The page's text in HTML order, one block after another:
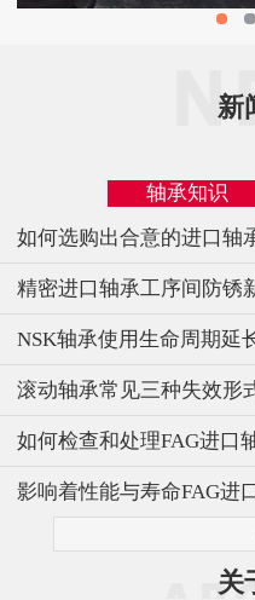
新
轴承知识
如何选购出合意的进口轴
精密进口轴承工序间防锈
NSK轴承使用生命周期延
滚动轴承常见三种失效形
关